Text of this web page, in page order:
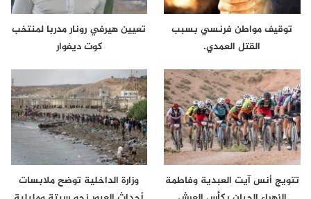
توقيف مواطن فرنسي بسبب
القتل العمدي.
تعيين هيرفي رونار مدربا لمنتخب
كوت ديفوار
تتويج أنس آيت العبدية وفاطمة
وزارة الداخلية توضح ملابسات